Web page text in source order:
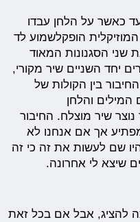
כאשר על הלחן עבדו
הופקלשמוע לד
שני הסגנונות המאוד
יחד השניים שיר מקורי,
בין הקולות של
המילים והלחן
שיר מוצלח. החיבור
מפתיע אך אם אנחנו לא
שם לעשות את זה כי זה
שיצא לי אחרונה.
להציג, אבל אם בכל זאת